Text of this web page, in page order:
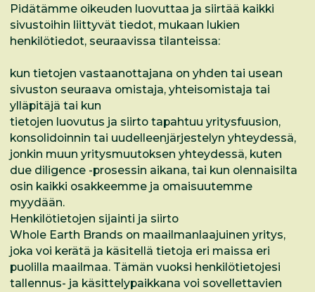
Pidätämme oikeuden luovuttaa ja siirtää kaikki
sivustoihin liittyvät tiedot, mukaan lukien
henkilötiedot, seuraavissa tilanteissa:
kun tietojen vastaanottajana on yhden tai usean
sivuston seuraava omistaja, yhteisomistaja tai
ylläpitäjä tai kun
tietojen luovutus ja siirto tapahtuu yritysfuusion,
konsolidoinnin tai uudelleenjärjestelyn yhteydessä,
jonkin muun yritysmuutoksen yhteydessä, kuten
due diligence -prosessin aikana, tai kun olennaisilta
osin kaikki osakkeemme ja omaisuutemme
myydään.
Henkilötietojen sijainti ja siirto
Whole Earth Brands on maailmanlaajuinen yritys,
joka voi kerätä ja käsitellä tietoja eri maissa eri
puolilla maailmaa. Tämän vuoksi henkilötietojesi
tallennus- ja käsittelypaikkana voi sovellettavien